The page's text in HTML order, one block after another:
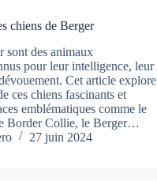
chiens de Berger
sont des animaux
pour leur intelligence, leur
Cet article explore
ces chiens fascinants et
emblématiques comme le
Border Collie, le Berger…
27 juin 2024